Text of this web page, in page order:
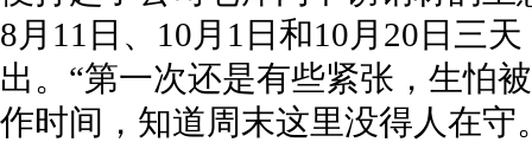
8月11日、10月1日和10月20日三
出。“第一次还是有些紧张，生怕
作时间，知道周末这里没得人在守